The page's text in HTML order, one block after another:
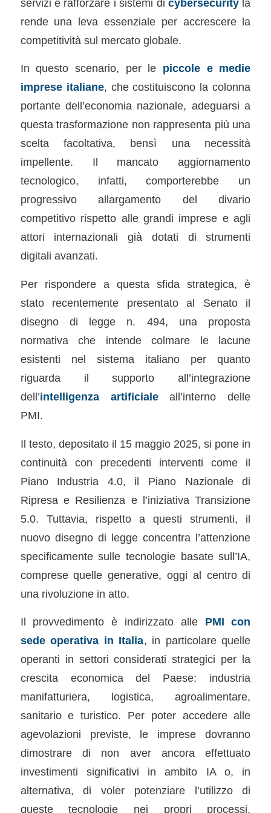
servizi e rafforzare i sistemi di cybersecurity la
rende una leva essenziale per accrescere la
competitività sul mercato globale.
In questo scenario, per le piccole e medie
imprese italiane, che costituiscono la colonna
portante dell’economia nazionale, adeguarsi a
questa trasformazione non rappresenta più una
scelta facoltativa, bensì una necessità
impellente. Il mancato aggiornamento
tecnologico, infatti, comporterebbe un
progressivo allargamento del divario
competitivo rispetto alle grandi imprese e agli
attori internazionali già dotati di strumenti
digitali avanzati.
Per rispondere a questa sfida strategica, è
stato recentemente presentato al Senato il
disegno di legge n. 494, una proposta
normativa che intende colmare le lacune
esistenti nel sistema italiano per quanto
riguarda il supporto all’integrazione
dell’intelligenza artificialeall’interno delle
PMI.
Il testo, depositato il 15 maggio 2025, si pone in
continuità con precedenti interventi come il
Piano Industria 4.0, il Piano Nazionale di
Ripresa e Resilienza e l’iniziativa Transizione
5.0. Tuttavia, rispetto a questi strumenti, il
nuovo disegno di legge concentra l’attenzione
specificamente sulle tecnologie basate sull’IA,
comprese quelle generative, oggi al centro di
una rivoluzione in atto.
Il provvedimento è indirizzato alle PMI con
sede operativa in Italia, in particolare quelle
operanti in settori considerati strategici per la
crescita economica del Paese: industria
manifatturiera, logistica, agroalimentare,
sanitario e turistico. Per poter accedere alle
agevolazioni previste, le imprese dovranno
dimostrare di non aver ancora effettuato
investimenti significativi in ambito IA o, in
alternativa, di voler potenziare l’utilizzo di
queste tecnologie nei propri processi.